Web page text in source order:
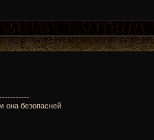
она безопасней